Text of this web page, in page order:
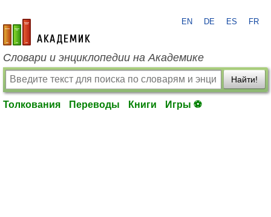
academic.ru
EN DE ES FR
Словари и энциклопедии на Академике
Найти!
Толкования Переводы Книги Игры ⚽